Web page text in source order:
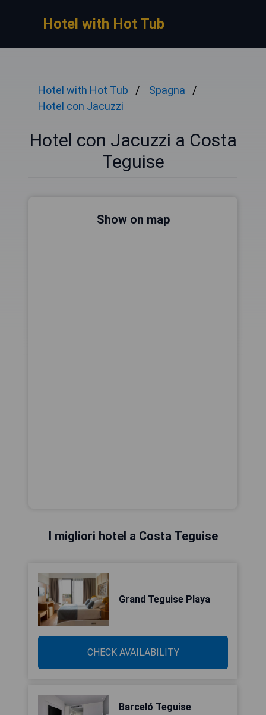
Hotel with Hot Tub
Hotel with Hot Tub
Spagna
Hotel con Jacuzzi
Hotel con Jacuzzi a Costa
Teguise
Show on map
I migliori hotel a Costa Teguise
Grand Teguise Playa
CHECK AVAILABILITY
Barceló Teguise